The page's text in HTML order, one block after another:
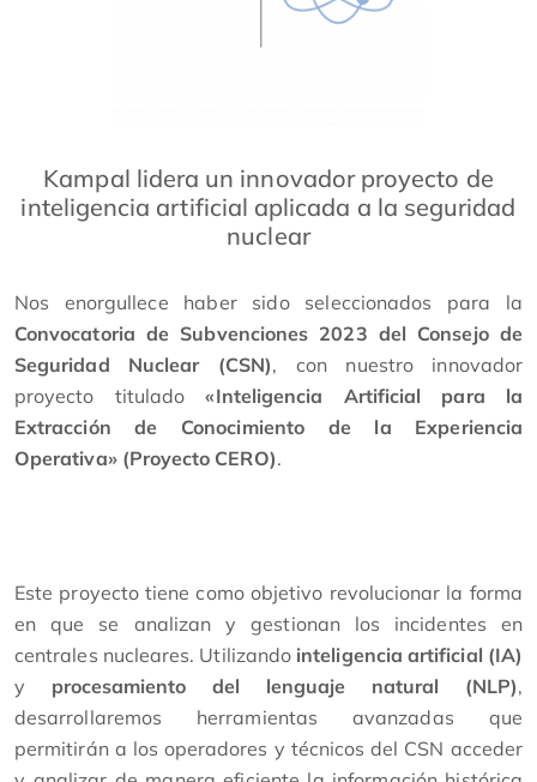
Kampal lidera un innovador proyecto de
inteligencia artificial aplicada a la seguridad
nuclear
Nos enorgullece haber sido seleccionados para la
Convocatoria de Subvenciones 2023 del Consejo de
Seguridad Nuclear (CSN), con nuestro innovador
proyecto titulado«Inteligencia Artificial para la
Extracción de Conocimiento de la Experiencia
Operativa» (Proyecto CERO).
Este proyecto tiene como objetivo revolucionar la forma
en que se analizan y gestionan los incidentes en
centrales nucleares. Utilizando inteligencia artificial (IA)
y procesamiento del lenguaje natural (NLP),
desarrollaremos herramientas avanzadas que
permitirán a los operadores y técnicos del CSN acceder